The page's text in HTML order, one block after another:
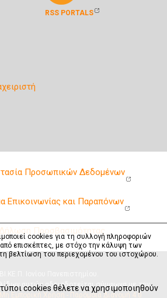
RSS PORTALS
Προσωπικών Δεδομένων
Επικοινωνίας και Παραπόνων
Δήλωση Προσβασιμότητας
αυτών αδειοδοτείται σύμφωνα με την
Εμπορική Χρήση - Παρόμοια Διανομή 4.0
cookies για τη συλλογή πληροφοριών
επισκέπτες, με στόχο την κάλυψη των
βελτίωση του περιεχομένου του ιστοχώρου.
τύποι cookies θέλετε να χρησιμοποιηθούν